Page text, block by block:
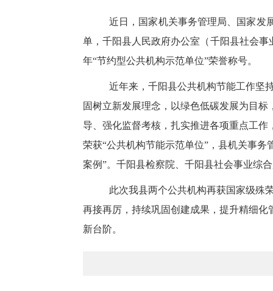
近日，国家机关事务管理局、国家发
单，千阳县人民政府办公室（千阳县社会
年“节约型公共机构示范单位”荣誉称号。
近年来，千阳县公共机构节能工作坚
固树立新发展理念，以绿色低碳发展为目
导、强化监督考核，扎实推进各项重点工
荣获“公共机构节能示范单位”，县机关事
案例”。千阳县检察院、千阳县社会事业综
此次我县两个公共机构再获国家级殊
再接再厉，持续巩固创建成果，提升精细
新台阶。